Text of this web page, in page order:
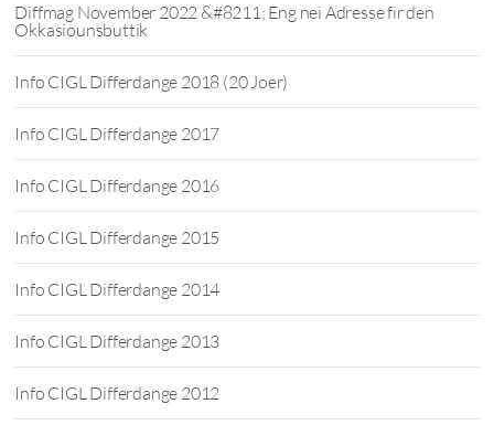
Diffmag November 2022 &#8211; Eng nei Adresse fir den
Okkasiounsbuttik
Info CIGL Differdange 2018 (20 Joer)
Info CIGL Differdange 2017
Info CIGL Differdange 2016
Info CIGL Differdange 2015
Info CIGL Differdange 2014
Info CIGL Differdange 2013
Info CIGL Differdange 2012